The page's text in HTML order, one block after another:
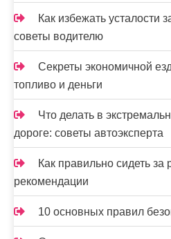
Как избежать усталости
советы водителю
Секреты экономичной
топливо и деньги
Что делать в
дороге: советы автоэксперта
Как правильно сидеть за
рекомендации
10 основных правил